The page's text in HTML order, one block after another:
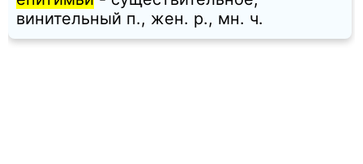
винительный п., жен. p., мн. ч.